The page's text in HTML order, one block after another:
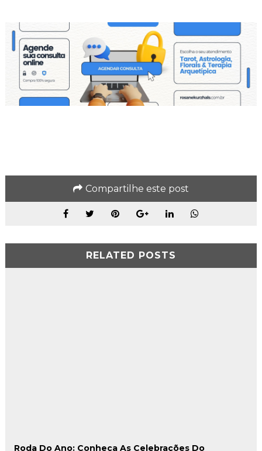
Compartilhe este post
RELATED POSTS
Roda Do Ano: Conheça As Celebrações Do